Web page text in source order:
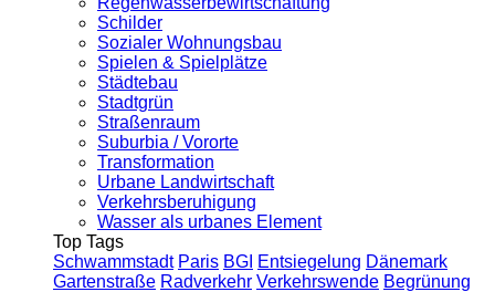
Schilder
Sozialer Wohnungsbau
Spielen & Spielplätze
Städtebau
Stadtgrün
Straßenraum
Suburbia / Vororte
Transformation
Urbane Landwirtschaft
Verkehrsberuhigung
Wasser als urbanes Element
Top Tags
Schwammstadt Paris BGI Entsiegelung Dänemark
Gartenstraße Radverkehr Verkehrswende Begrünung